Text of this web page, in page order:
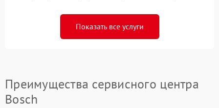
Показать все услуги
Преимущества сервисного центра
Bosch